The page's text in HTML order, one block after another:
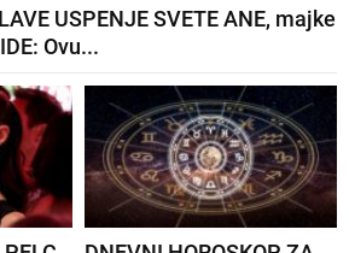
USPENJE SVETE ANE, majke
Ovu...